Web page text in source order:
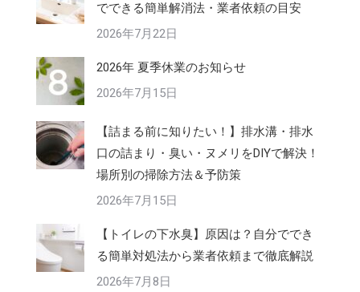
でできる簡単解消法・業者依頼の目安
2026年7月22日
2026年 夏季休業のお知らせ
2026年7月15日
【詰まる前に知りたい！】排水溝・排水
口の詰まり・臭い・ヌメリをDIYで解決！
場所別の掃除方法＆予防策
2026年7月15日
【トイレの下水臭】原因は？自分ででき
る簡単対処法から業者依頼まで徹底解説
2026年7月8日